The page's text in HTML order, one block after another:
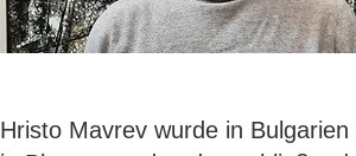
Hristo Mavrev wurde in